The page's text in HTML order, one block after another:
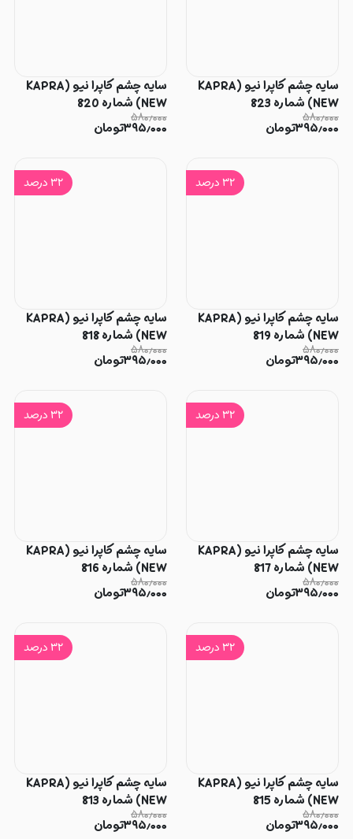
سایه چشم کاپرا نیو (KAPRA
NEW) شماره 823
۵۸۰٫۰۰۰
۳۹۵٫۰۰۰تومان
سایه چشم کاپرا نیو (KAPRA
NEW) شماره 820
۵۸۰٫۰۰۰
۳۹۵٫۰۰۰تومان
۳۲ درصد
سایه چشم کاپرا نیو (KAPRA
NEW) شماره 819
۵۸۰٫۰۰۰
۳۹۵٫۰۰۰تومان
۳۲ درصد
سایه چشم کاپرا نیو (KAPRA
NEW) شماره 818
۵۸۰٫۰۰۰
۳۹۵٫۰۰۰تومان
۳۲ درصد
سایه چشم کاپرا نیو (KAPRA
NEW) شماره 817
۵۸۰٫۰۰۰
۳۹۵٫۰۰۰تومان
۳۲ درصد
سایه چشم کاپرا نیو (KAPRA
NEW) شماره 816
۵۸۰٫۰۰۰
۳۹۵٫۰۰۰تومان
۳۲ درصد
سایه چشم کاپرا نیو (KAPRA
NEW) شماره 815
۵۸۰٫۰۰۰
۳۹۵٫۰۰۰تومان
۳۲ درصد
سایه چشم کاپرا نیو (KAPRA
NEW) شماره 813
۵۸۰٫۰۰۰
۳۹۵٫۰۰۰تومان